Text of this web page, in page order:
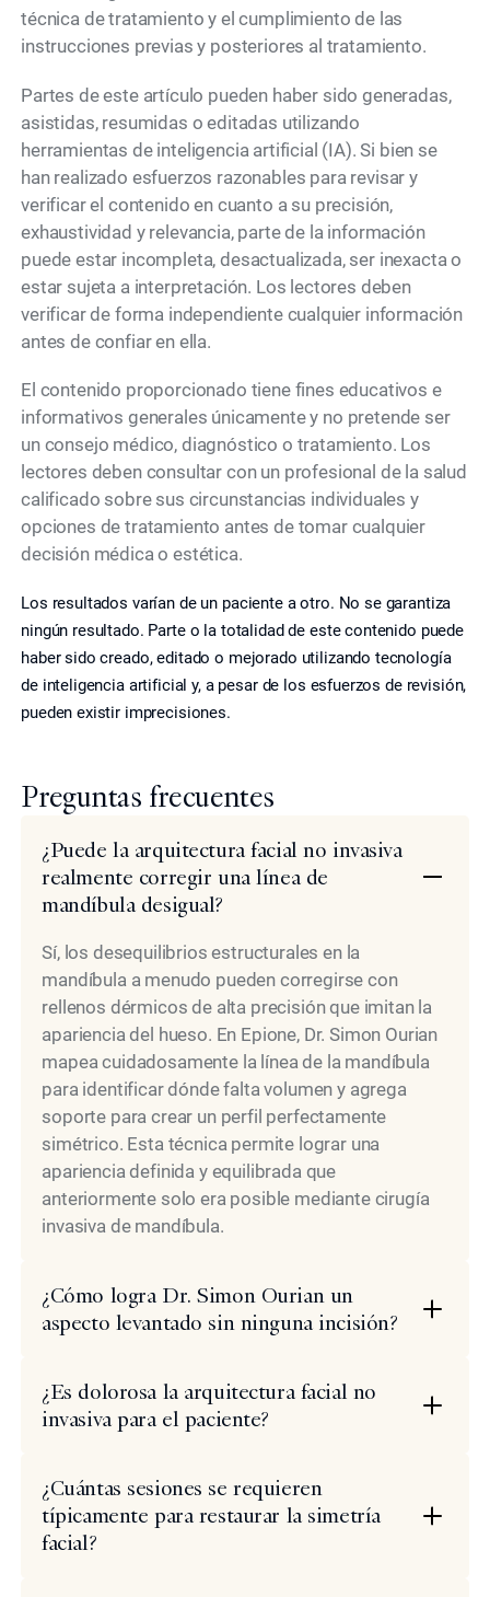
técnica de tratamiento y el cumplimiento de las
instrucciones previas y posteriores al tratamiento.
Partes de este artículo pueden haber sido generadas,
asistidas, resumidas o editadas utilizando
herramientas de inteligencia artificial (IA). Si bien se
han realizado esfuerzos razonables para revisar y
verificar el contenido en cuanto a su precisión,
exhaustividad y relevancia, parte de la información
puede estar incompleta, desactualizada, ser inexacta o
estar sujeta a interpretación. Los lectores deben
verificar de forma independiente cualquier información
antes de confiar en ella.
El contenido proporcionado tiene fines educativos e
informativos generales únicamente y no pretende ser
un consejo médico, diagnóstico o tratamiento. Los
lectores deben consultar con un profesional de la salud
calificado sobre sus circunstancias individuales y
opciones de tratamiento antes de tomar cualquier
decisión médica o estética.
Los resultados varían de un paciente a otro. No se garantiza
ningún resultado. Parte o la totalidad de este contenido puede
haber sido creado, editado o mejorado utilizando tecnología
de inteligencia artificial y, a pesar de los esfuerzos de revisión,
pueden existir imprecisiones.
Preguntas frecuentes
¿Puede la arquitectura facial no invasiva
realmente corregir una línea de
mandíbula desigual?
Sí, los desequilibrios estructurales en la
mandíbula a menudo pueden corregirse con
rellenos dérmicos de alta precisión que imitan la
apariencia del hueso. En Epione, Dr. Simon Ourian
mapea cuidadosamente la línea de la mandíbula
para identificar dónde falta volumen y agrega
soporte para crear un perfil perfectamente
simétrico. Esta técnica permite lograr una
apariencia definida y equilibrada que
anteriormente solo era posible mediante cirugía
invasiva de mandíbula.
¿Cómo logra Dr. Simon Ourian un
aspecto levantado sin ninguna incisión?
¿Es dolorosa la arquitectura facial no
invasiva para el paciente?
¿Cuántas sesiones se requieren
típicamente para restaurar la simetría
facial?